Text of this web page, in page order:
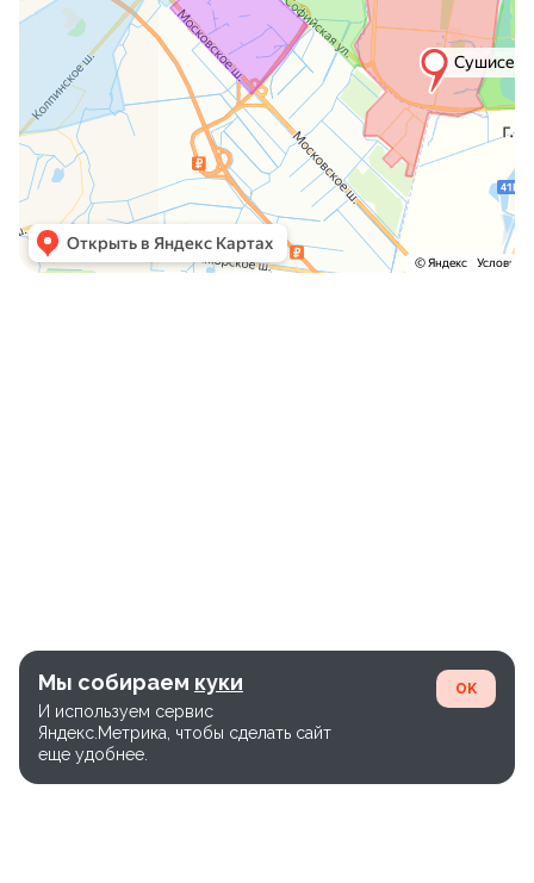
Мы собираем куки
И используем сервис
Яндекс.Метрика, чтобы сделать сайт
еще удобнее.
OK